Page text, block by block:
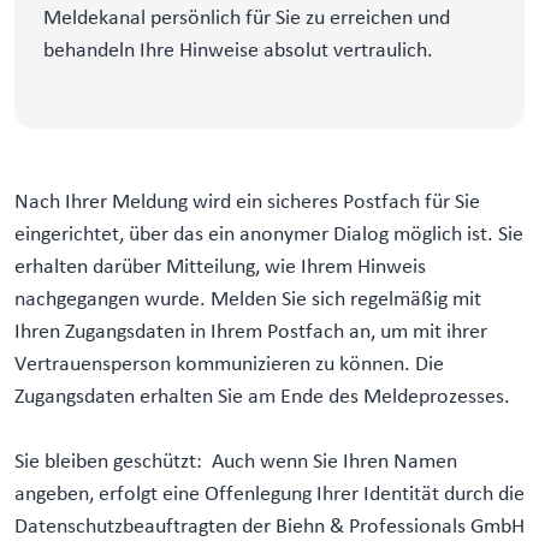
Meldekanal persönlich für Sie zu erreichen und
behandeln Ihre Hinweise absolut vertraulich.
Nach Ihrer Meldung wird ein sicheres Postfach für Sie
eingerichtet, über das ein anonymer Dialog möglich ist. Sie
erhalten darüber Mitteilung, wie Ihrem Hinweis
nachgegangen wurde. Melden Sie sich regelmäßig mit
Ihren Zugangsdaten in Ihrem Postfach an, um mit ihrer
Vertrauensperson kommunizieren zu können. Die
Zugangsdaten erhalten Sie am Ende des Meldeprozesses.
Sie bleiben geschützt: Auch wenn Sie Ihren Namen
angeben, erfolgt eine Offenlegung Ihrer Identität durch die
Datenschutzbeauftragten der Biehn & Professionals GmbH